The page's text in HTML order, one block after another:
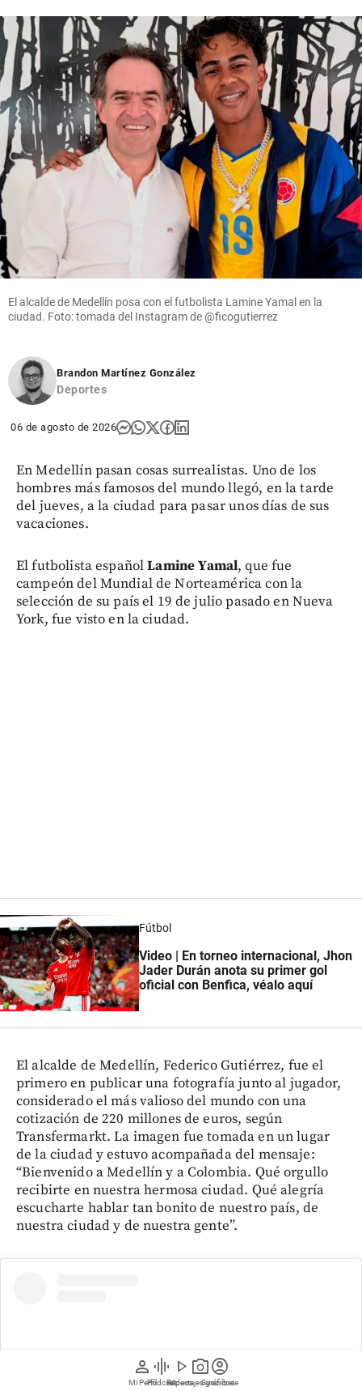
person
Mi Perfil
graphic_eq
Pódcast
play_arrow
Videos
photo_camera
Reportajes gráficos
account_circle
Suscríbete
El alcalde de Medellín posa con el futbolista Lamine Yamal en la
ciudad. Foto: tomada del Instagram de @ficogutierrez
Brandon Martínez González
Deportes
06 de agosto de 2026
En Medellín pasan cosas surrealistas. Uno de los
hombres más famosos del mundo llegó, en la tarde
del jueves, a la ciudad para pasar unos días de sus
vacaciones.
El futbolista españolLamine Yamal, que fue
campeón del Mundial de Norteamérica con la
selección de su país el 19 de julio pasado en Nueva
York, fue visto en la ciudad.
Fútbol
Video | En torneo internacional, Jhon
Jader Durán anota su primer gol
oficial con Benfica, véalo aquí
El alcalde de Medellín, Federico Gutiérrez, fue el
primero en publicar una fotografía junto al jugador,
considerado el más valioso del mundo con una
cotización de 220 millones de euros, según
Transfermarkt. La imagen fue tomada en un lugar
de la ciudad y estuvo acompañada del mensaje:
“Bienvenido a Medellín y a Colombia. Qué orgullo
recibirte en nuestra hermosa ciudad. Qué alegría
escucharte hablar tan bonito de nuestro país, de
nuestra ciudad y de nuestra gente”.